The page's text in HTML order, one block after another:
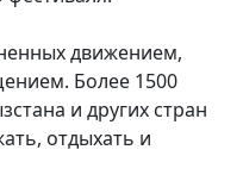
движением,
Более 1500
и других стран
отдыхать и